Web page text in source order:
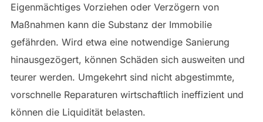
Eigenmächtiges Vorziehen oder Verzögern von
Maßnahmen kann die Substanz der Immobilie
gefährden. Wird etwa eine notwendige Sanierung
hinausgezögert, können Schäden sich ausweiten und
teurer werden. Umgekehrt sind nicht abgestimmte,
vorschnelle Reparaturen wirtschaftlich ineffizient und
können die Liquidität belasten.